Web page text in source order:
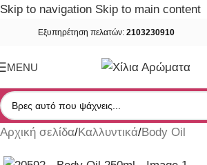
Skip to navigation Skip to main content
Εξυπηρέτηση πελατών: 2103230910
MENU
Αρχική σελίδα/Καλλυντικά/Body Oil